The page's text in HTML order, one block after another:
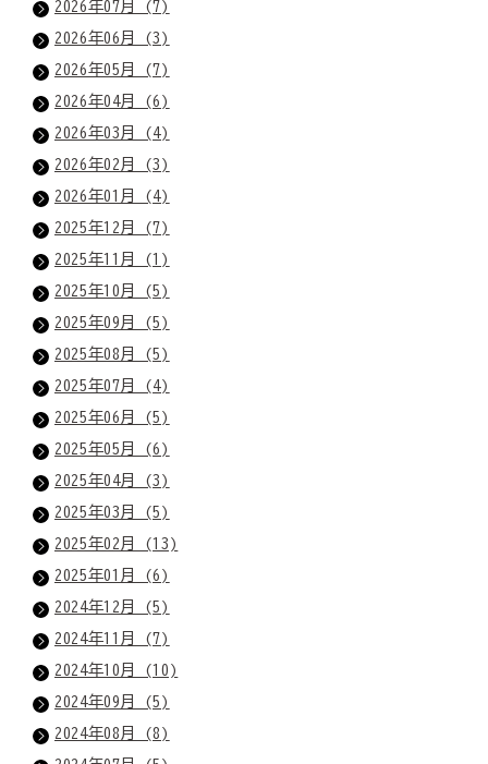
2026年07月 (7)
2026年06月 (3)
2026年05月 (7)
2026年04月 (6)
2026年03月 (4)
2026年02月 (3)
2026年01月 (4)
2025年12月 (7)
2025年11月 (1)
2025年10月 (5)
2025年09月 (5)
2025年08月 (5)
2025年07月 (4)
2025年06月 (5)
2025年05月 (6)
2025年04月 (3)
2025年03月 (5)
2025年02月 (13)
2025年01月 (6)
2024年12月 (5)
2024年11月 (7)
2024年10月 (10)
2024年09月 (5)
2024年08月 (8)